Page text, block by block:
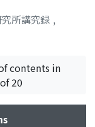
所講究録 ,
contents in
20